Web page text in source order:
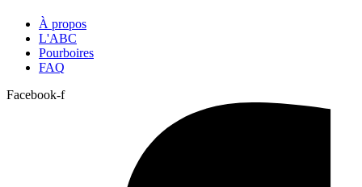
À propos
L'ABC
Pourboires
FAQ
Facebook-f